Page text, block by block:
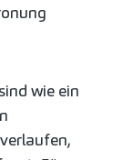
wie ein